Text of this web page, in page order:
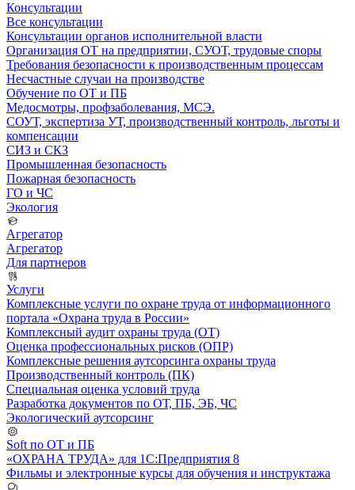
Консультации
Все консультации
Консультации органов исполнительной власти
Организация ОТ на предприятии, СУОТ, трудовые споры
Требования безопасности к производственным процессам
Несчастные случаи на производстве
Обучение по ОТ и ПБ
Медосмотры, профзаболевания, МСЭ.
СОУТ, экспертиза УТ, производственный контроль, льготы и
компенсации
СИЗ и СКЗ
Промышленная безопасность
Пожарная безопасность
ГО и ЧС
Экология
Агрегатор
Агрегатор
Для партнеров
Услуги
Комплексные услуги по охране труда от информационного
портала «Охрана труда в России»
Комплексный аудит охраны труда (ОТ)
Оценка профессиональных рисков (ОПР)
Комплексные решения аутсорсинга охраны труда
Производственный контроль (ПК)
Специальная оценка условий труда
Разработка документов по ОТ, ПБ, ЭБ, ЧС
Экологический аутсорсинг
Soft по ОТ и ПБ
«ОХРАНА ТРУДА» для 1С:Предприятия 8
Фильмы и электронные курсы для обучения и инструктажа